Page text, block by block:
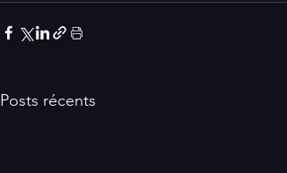
Posts récents